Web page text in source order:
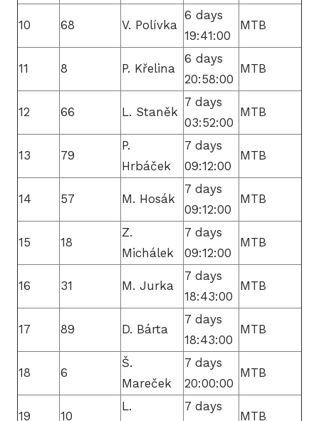
10 68 V. Polívka
6 days
19:41:00
MTB
11 8 P. Křelina
6 days
20:58:00
MTB
12 66 L. Staněk
7 days
03:52:00
MTB
13 79
P.
Hrbáček
7 days
09:12:00
MTB
14 57 M. Hosák
7 days
09:12:00
MTB
15 18
Z.
Michálek
7 days
09:12:00
MTB
16 31 M. Jurka
7 days
18:43:00
MTB
17 89 D. Bárta
7 days
18:43:00
MTB
18 6
Š.
Mareček
7 days
20:00:00
MTB
19 10
L.
7 days
MTB